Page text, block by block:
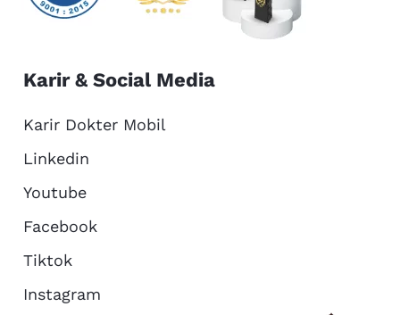
Karir & Social Media
Karir Dokter Mobil
Linkedin
Youtube
Facebook
Tiktok
Instagram